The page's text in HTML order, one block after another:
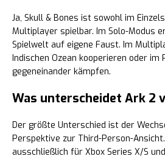
Ja, Skull & Bones ist sowohl im
Multiplayer spielbar. Im Solo-Modus
Spielwelt auf eigene Faust. Im
Indischen Ozean kooperieren oder im
gegeneinander kämpfen.
Was unterscheidet Ark 2
Der größte Unterschied ist der
Perspektive zur Third-Person-
ausschließlich für Xbox Series X/S